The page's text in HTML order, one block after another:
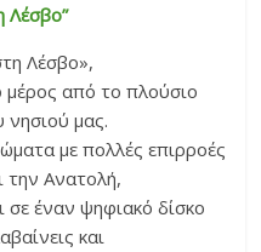
Λέσβο”
Λέσβο»,
μέρος από το πλούσιο
νησιού μας.
με πολλές επιρροές
την Ανατολή,
έναν ψηφιακό δίσκο
και